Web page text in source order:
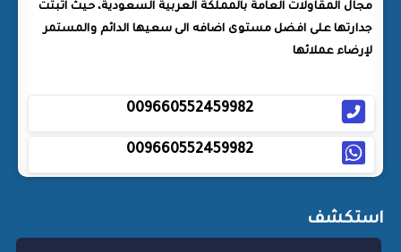
مجال المقاولات العامة بالمملكة العربية السعودية، حيث اثبتت
جدارتها على افضل مستوى اضافه الى سعيها الدائم والمستمر
لإرضاء عملائها
009660552459982
009660552459982
استكشف